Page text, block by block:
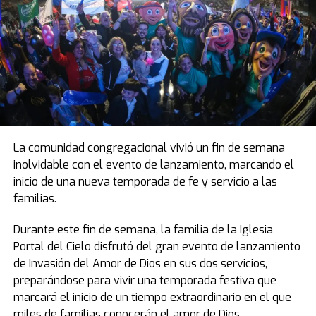
La comunidad congregacional vivió un fin de semana
inolvidable con el evento de lanzamiento, marcando el
inicio de una nueva temporada de fe y servicio a las
familias.
Durante este fin de semana, la familia de la Iglesia
Portal del Cielo disfrutó del gran evento de lanzamiento
de Invasión del Amor de Dios en sus dos servicios,
preparándose para vivir una temporada festiva que
marcará el inicio de un tiempo extraordinario en el que